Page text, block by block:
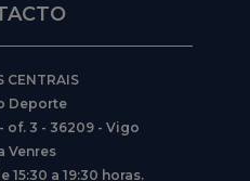
CENTRAIS
Deporte
of. 3 - 36209 - Vigo
Venres
15:30 a 19:30 horas.